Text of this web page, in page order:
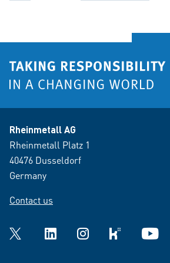
Rheinmetall AG
Rheinmetall Platz 1
40476 Dusseldorf
Germany
Contact us
Twitter LinkedInInstagramkununu YouTube